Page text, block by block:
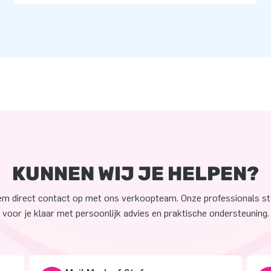
KUNNEN WIJ JE HELPEN?
direct contact op met ons verkoopteam. Onze professionals
voor je klaar met persoonlijk advies en praktische ondersteuning.